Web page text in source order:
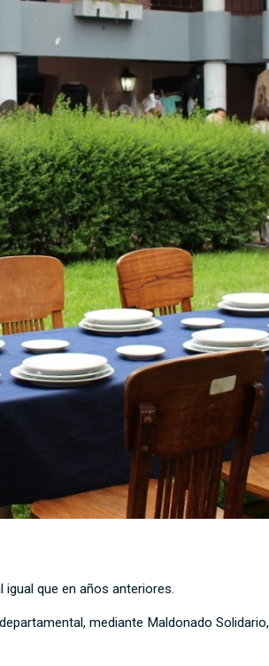
igual que en años anteriores.
mediante Maldonado